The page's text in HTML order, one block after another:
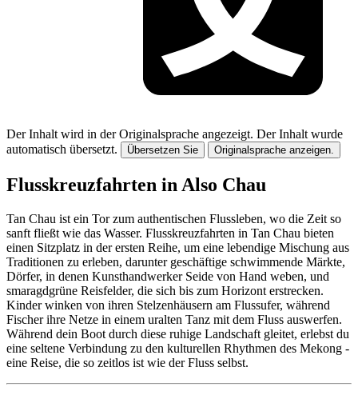
Der Inhalt wird in der Originalsprache angezeigt. Der Inhalt wurde
automatisch übersetzt.
Übersetzen Sie Originalsprache anzeigen.
Flusskreuzfahrten in Also Chau
Tan Chau ist ein Tor zum authentischen Flussleben, wo die Zeit so
sanft fließt wie das Wasser. Flusskreuzfahrten in Tan Chau bieten
einen Sitzplatz in der ersten Reihe, um eine lebendige Mischung aus
Traditionen zu erleben, darunter geschäftige schwimmende Märkte,
Dörfer, in denen Kunsthandwerker Seide von Hand weben, und
smaragdgrüne Reisfelder, die sich bis zum Horizont erstrecken.
Kinder winken von ihren Stelzenhäusern am Flussufer, während
Fischer ihre Netze in einem uralten Tanz mit dem Fluss auswerfen.
Während dein Boot durch diese ruhige Landschaft gleitet, erlebst du
eine seltene Verbindung zu den kulturellen Rhythmen des Mekong -
eine Reise, die so zeitlos ist wie der Fluss selbst.